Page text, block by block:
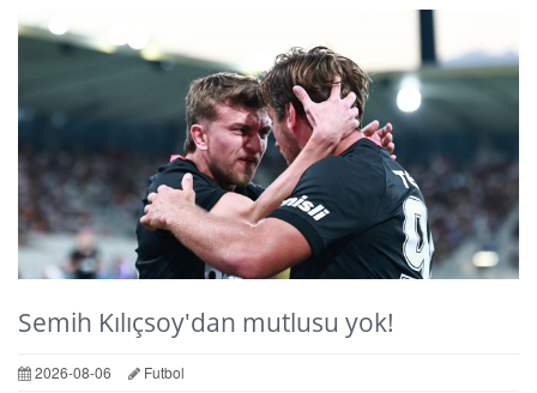
Semih Kılıçsoy'dan mutlusu yok!
2026-08-06 Futbol